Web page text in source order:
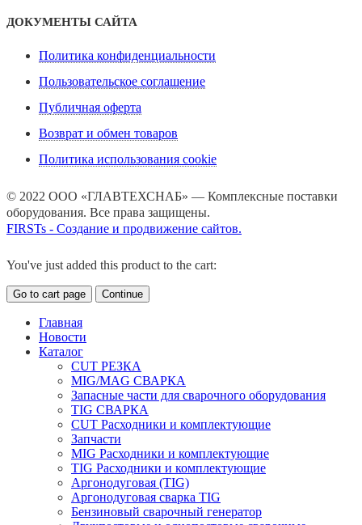
ДОКУМЕНТЫ САЙТА
Политика конфиденциальности
Пользовательское соглашение
Публичная оферта
Возврат и обмен товаров
Политика использования cookie
© 2022 ООО «ГЛАВТЕХСНАБ» — Комплексные поставки
оборудования. Все права защищены.
FIRSTs - Создание и продвижение сайтов.
You've just added this product to the cart:
Go to cart page Continue
Главная
Новости
Каталог
CUT РЕЗКА
MIG/MAG СВАРКА
Запасные части для сварочного оборудования
TIG СВАРКА
CUT Расходники и комплектующие
Запчасти
MIG Расходники и комплектующие
TIG Расходники и комплектующие
Аргонодуговая (TIG)
Аргонодуговая сварка TIG
Бензиновый сварочный генератор